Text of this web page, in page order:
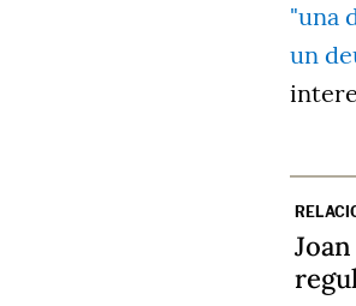
"una
un